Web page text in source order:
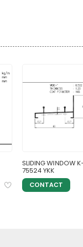
SLIDING WINDOW
75524 YKK
CONTACT